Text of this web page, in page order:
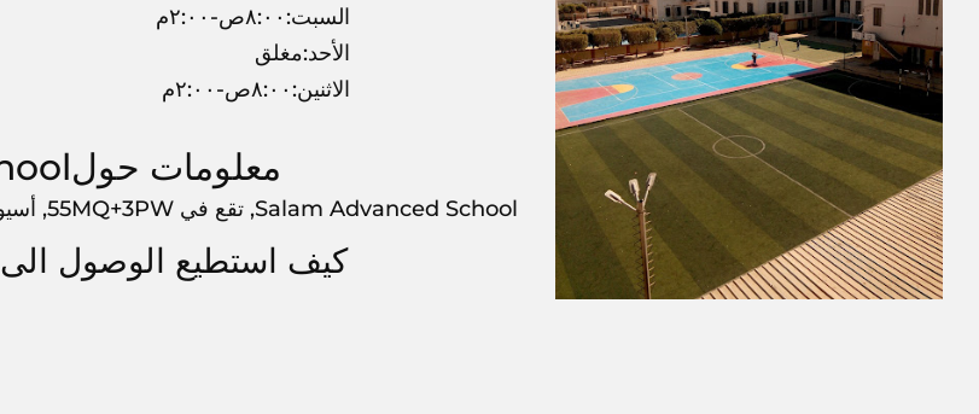
السبت:٨:٠٠ص-٢:٠٠م
الأحد:مغلق
الاثنين:٨:٠٠ص-٢:٠٠م
معلومات حولSalam Advanced School
Salam Advanced School, تقع في 55MQ+3PW, أسيوط, 20902,
كيف استطيع الوصول الىSalam Advanced School?